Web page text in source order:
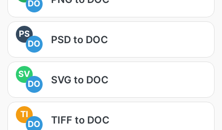
DO
PS
DO
PSD to DOC
SV
DO
SVG to DOC
TI
DO
TIFF to DOC